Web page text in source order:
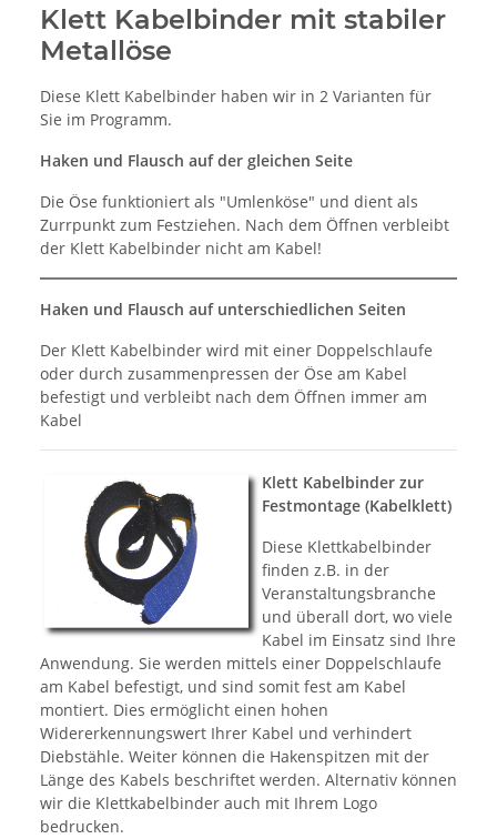
Klett Kabelbinder mit stabiler
Metallöse
Diese Klett Kabelbinder haben wir in 2 Varianten für
Sie im Programm.
Haken und Flausch auf der gleichen Seite
Die Öse funktioniert als "Umlenköse" und dient als
Zurrpunkt zum Festziehen. Nach dem Öffnen verbleibt
der Klett Kabelbinder nicht am Kabel!
Haken und Flausch auf unterschiedlichen Seiten
Der Klett Kabelbinder wird mit einer Doppelschlaufe
oder durch zusammenpressen der Öse am Kabel
befestigt und verbleibt nach dem Öffnen immer am
Kabel
Klett Kabelbinder zur
Festmontage (Kabelklett)
Diese Klettkabelbinder
finden z.B. in der
Veranstaltungsbranche
und überall dort, wo viele
Kabel im Einsatz sind Ihre
Anwendung. Sie werden mittels einer Doppelschlaufe
am Kabel befestigt, und sind somit fest am Kabel
montiert. Dies ermöglicht einen hohen
Widererkennungswert Ihrer Kabel und verhindert
Diebstähle. Weiter können die Hakenspitzen mit der
Länge des Kabels beschriftet werden. Alternativ können
wir die Klettkabelbinder auch mit Ihrem Logo
bedrucken.